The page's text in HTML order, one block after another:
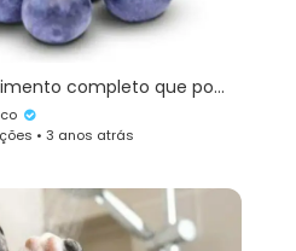
Mirtilo: o alimento completo que pode substituir uma refeição e seus benefícios para a saúde
• 3 anos atrás